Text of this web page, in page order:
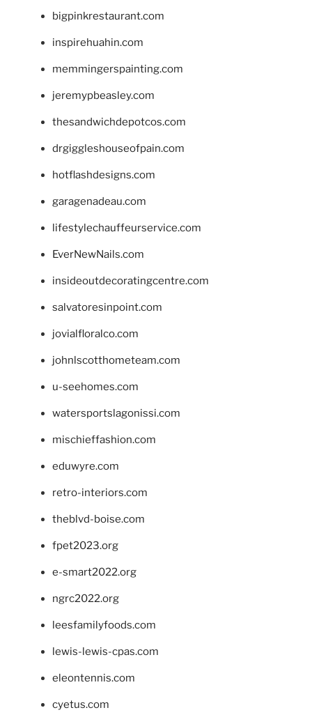
bigpinkrestaurant.com
inspirehuahin.com
memmingerspainting.com
jeremypbeasley.com
thesandwichdepotcos.com
drgiggleshouseofpain.com
hotflashdesigns.com
garagenadeau.com
lifestylechauffeurservice.com
EverNewNails.com
insideoutdecoratingcentre.com
salvatoresinpoint.com
jovialfloralco.com
johnlscotthometeam.com
u-seehomes.com
watersportslagonissi.com
mischieffashion.com
eduwyre.com
retro-interiors.com
theblvd-boise.com
fpet2023.org
e-smart2022.org
ngrc2022.org
leesfamilyfoods.com
lewis-lewis-cpas.com
eleontennis.com
cyetus.com